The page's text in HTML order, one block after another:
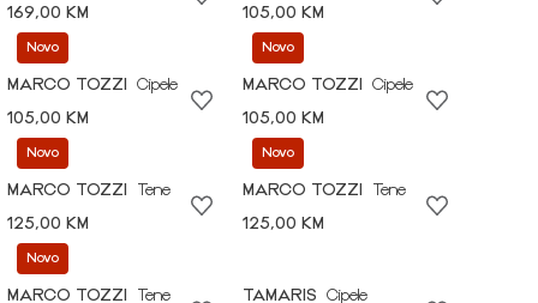
169,00 KM
105,00 KM
Novo
MARCO TOZZI
Cipele
105,00 KM
Novo
MARCO TOZZI
Cipele
105,00 KM
Novo
MARCO TOZZI
Tene
125,00 KM
Novo
MARCO TOZZI
Tene
125,00 KM
Novo
MARCO TOZZI
Tene
TAMARIS
Cipele